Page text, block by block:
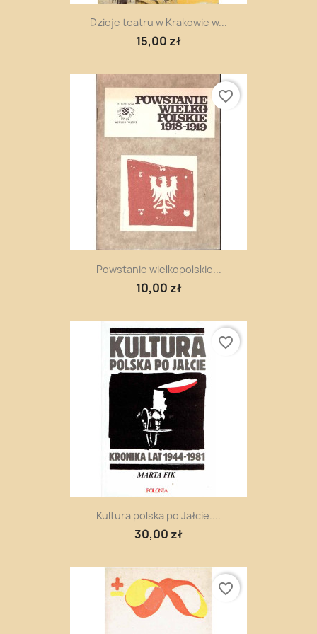
Dzieje teatru w Krakowie w...
15,00 zł
Powstanie wielkopolskie...
10,00 zł
favorite_border
Kultura polska po Jałcie....
30,00 zł
favorite_border
favorite_border